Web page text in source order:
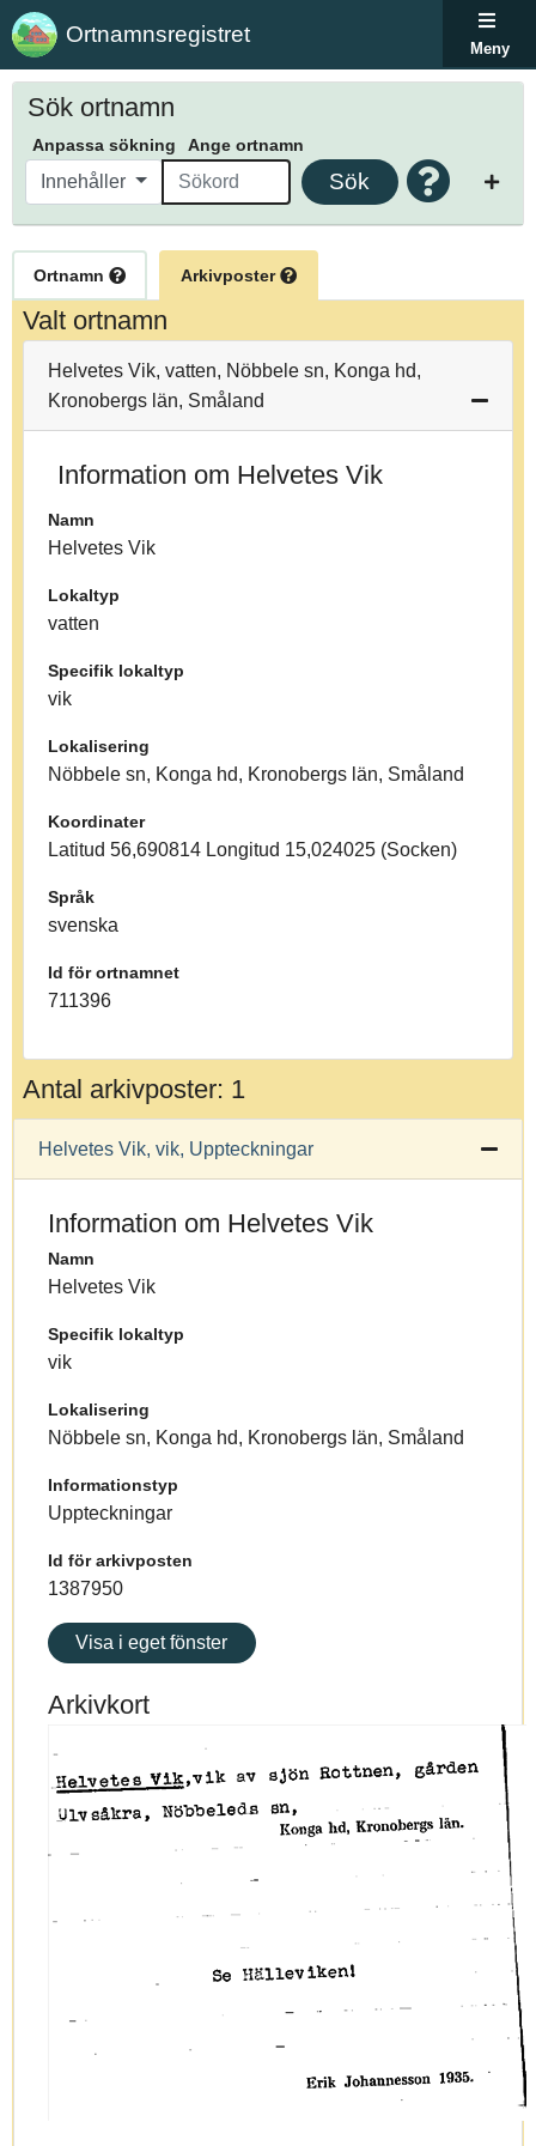
Ortnamnsregistret
Meny
Sök ortnamn
Anpassa sökning Ange ortnamn
Innehåller Sök
Ortnamn Arkivposter
Valt ortnamn
Helvetes Vik, vatten, Nöbbele sn, Konga hd,
Kronobergs län, Småland
Information om Helvetes Vik
Namn
Helvetes Vik
Lokaltyp
vatten
Specifik lokaltyp
vik
Lokalisering
Nöbbele sn, Konga hd, Kronobergs län, Småland
Koordinater
Latitud 56,690814 Longitud 15,024025 (Socken)
Språk
svenska
Id för ortnamnet
711396
Antal arkivposter: 1
Helvetes Vik, vik, Uppteckningar
Information om Helvetes Vik
Namn
Helvetes Vik
Specifik lokaltyp
vik
Lokalisering
Nöbbele sn, Konga hd, Kronobergs län, Småland
Informationstyp
Uppteckningar
Id för arkivposten
1387950
Visa i eget fönster
Arkivkort